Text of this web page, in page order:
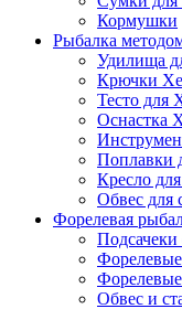
Кормушки
Рыбалка
Удилища
Крючки
Тесто для
Оснастка
Поплавки
Кресло
Обвес для
Форелевая
Обвес и